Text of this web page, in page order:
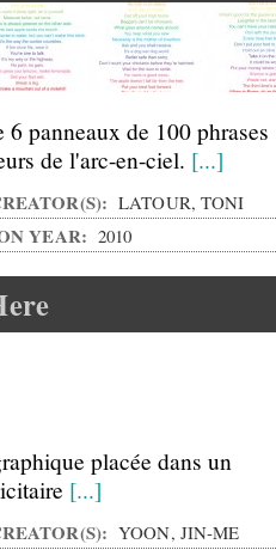
panneaux de 100 phrases
de l'arc-en-ciel. [...]
LATOUR, TONI
YEAR: 2010
placée dans un
[...]
YOON, JIN-ME